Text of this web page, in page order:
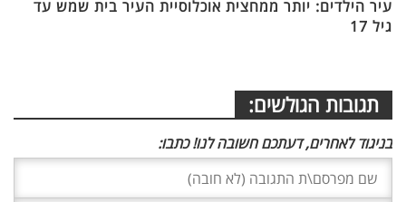
עיר הילדים: יותר ממחצית אוכלוסיית העיר בית שמש עד
גיל 17
תגובות הגולשים:
בניגוד לאחרים, דעתכם חשובה לנו! כתבו: